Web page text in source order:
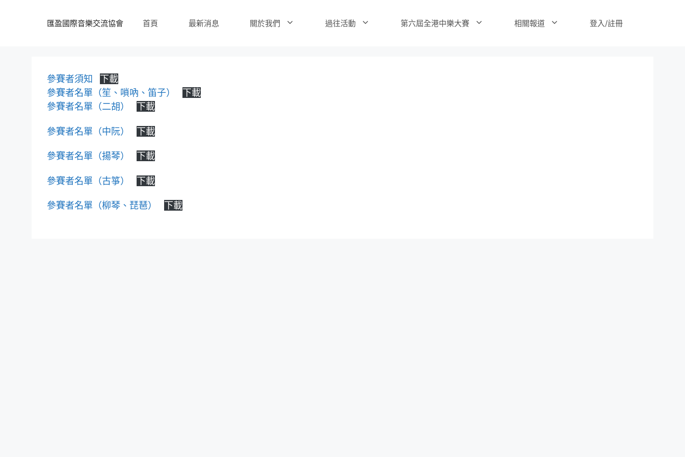
匯盈國際音樂交流協會 首頁 最新消息 關於我們 過往活動 第六屆全港中樂大賽 相關報道 登入/註冊
參賽者須知
下載
參賽者名單（笙、嗩吶、笛子）
下載
參賽者名單（二胡）
下載
參賽者名單（中阮） 下載
參賽者名單（揚琴） 下載
參賽者名單（古箏） 下載
參賽者名單（柳琴、琵琶） 下載